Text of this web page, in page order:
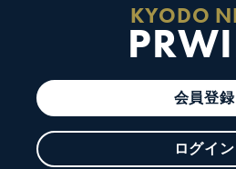
KYODO
会員登録
ログイン